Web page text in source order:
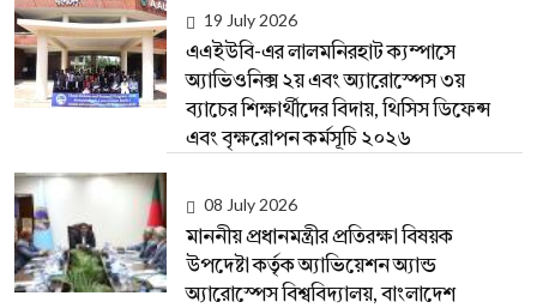
19 July 2026
এএইউবি-এর লালমনিরহাট ক্যম্পাসে
অ্যাভিওনিক্স ২য় এবং অ্যারোস্পেস ৩য়
ব্যাচের শিক্ষার্থীদের বিদায়, থিসিস ডিফেন্স
এবং বৃক্ষরোপন কর্মসূচি ২০২৬
08 July 2026
মাননীয় প্রধানমন্ত্রীর প্রতিরক্ষা বিষয়ক
উপদেষ্টা কর্তৃক অ্যাভিয়েশন অ্যান্ড
অ্যারোস্পেস বিশ্ববিদ্যালয়, বাংলাদেশ